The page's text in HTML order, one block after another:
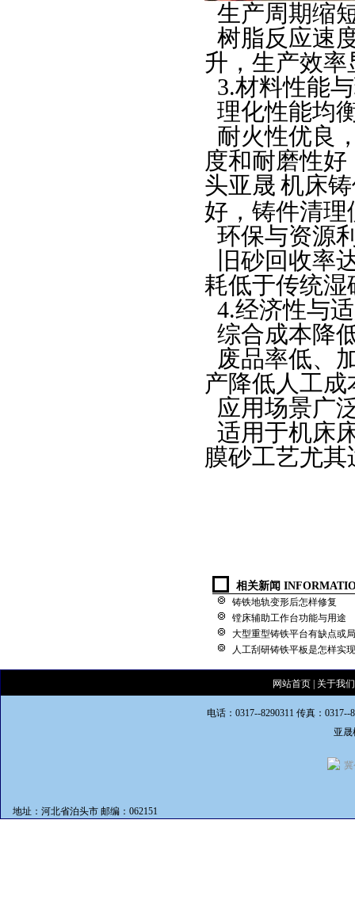
生产周期缩
树脂反应速
升，生产效率
3.材料性能
理化性能均
耐火性优良
度和耐磨性
头亚晟 机床
好，铸件清理
环保与资源
旧砂回收率
耗低于传统湿
4.经济性与
综合成本降
废品率低、
产降低人工
应用场景广
适用于机床
膜砂工艺尤
相关新闻
铸铁地轨变形后怎样修复
镗床辅助工作台功能与用途
大型重型铸铁平台有缺点或
人工刮研铸铁平板是怎样实
网站首页| 关于我们
电话：0317--8290311 传真：0317--
亚
冀
地址：河北省泊头市 邮编：062151